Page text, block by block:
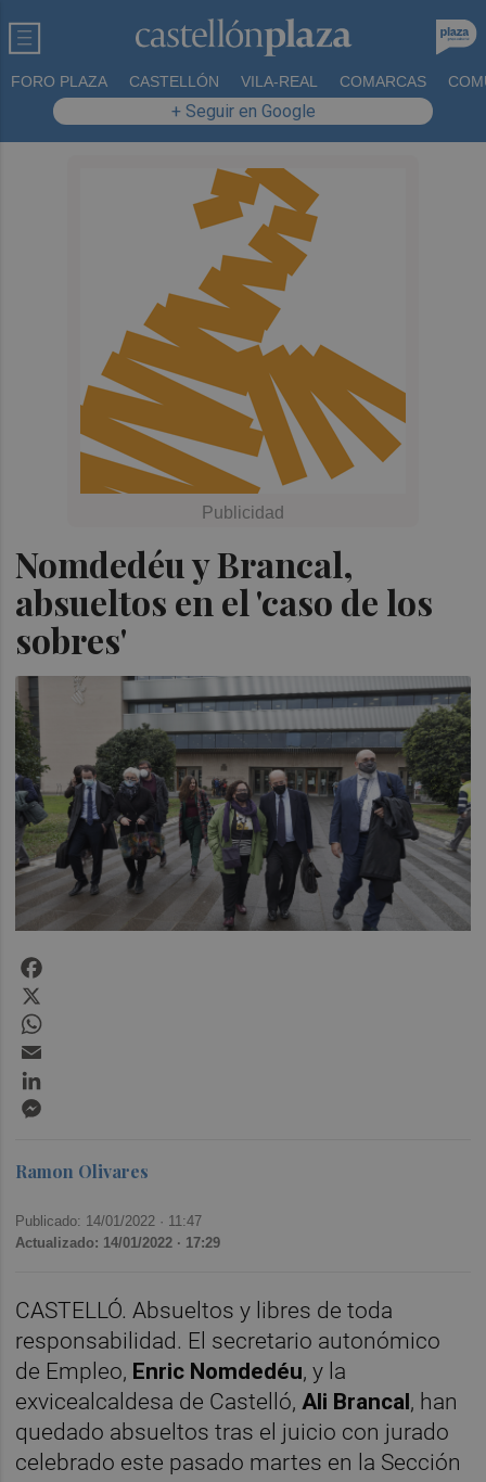
FORO PLAZA CASTELLÓN VILA-REAL COMARCAS
+ Seguir en Google
Nomdedéu y Brancal,
absueltos en el 'caso de los
sobres'
Ramon Olivares
Publicado: 14/01/2022 · 11:47
Actualizado: 14/01/2022 · 17:29
CASTELLÓ. Absueltos y libres de toda
responsabilidad. El secretario autonómico
de Empleo, Enric Nomdedéu, y la
exvicealcaldesa de Castelló, Ali Brancal, han
quedado absueltos tras el juicio con jurado
celebrado este pasado martes en la Sección